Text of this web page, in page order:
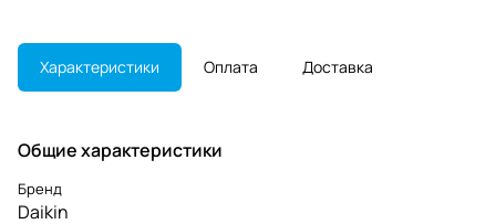
Характеристики Оплата Доставка
Общие характеристики
Бренд
Daikin